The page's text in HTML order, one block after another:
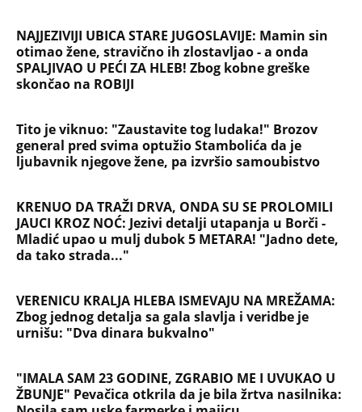
NAJJEZIVIJI UBICA STARE JUGOSLAVIJE: Mamin sin
otimao žene, stravično ih zlostavljao - a onda
SPALJIVAO U PEĆI ZA HLEB! Zbog kobne greške
skončao na ROBIJI
Tito je viknuo: "Zaustavite tog ludaka!" Brozov
general pred svima optužio Stambolića da je
ljubavnik njegove žene, pa izvršio samoubistvo
KRENUO DA TRAŽI DRVA, ONDA SU SE PROLOMILI
JAUCI KROZ NOĆ: Jezivi detalji utapanja u Borči -
Mladić upao u mulj dubok 5 METARA! "Jadno dete,
da tako strada..."
VERENICU KRALJA HLEBA ISMEVAJU NA MREŽAMA:
Zbog jednog detalja sa gala slavlja i veridbe je
urnišu: "Dva dinara bukvalno"
"IMALA SAM 23 GODINE, ZGRABIO ME I UVUKAO U
ŽBUNJE" Pevačica otkrila da je bila žrtva nasilnika: